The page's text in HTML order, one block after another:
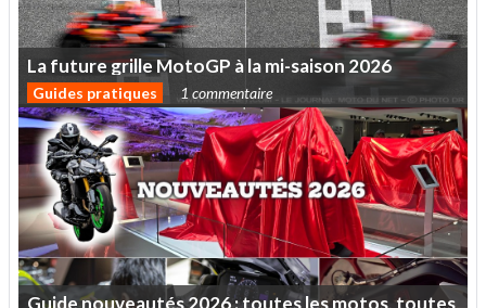
Lafuturegrille MotoGP àlami-saison 2026
Guides pratiques 1 commentaire
Guidenouveautés2026:touteslesmotos,toutes